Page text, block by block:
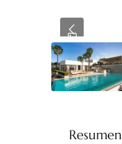
Previous
Resumen